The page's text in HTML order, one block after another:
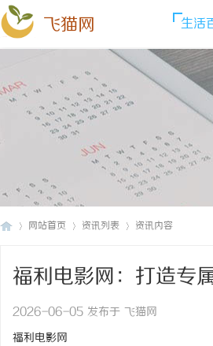
飞猫网 生活
网站首页 资讯列表 资讯内容
福利电影网：打造专
2026-06-05 发布于 飞猫网
福利电影网